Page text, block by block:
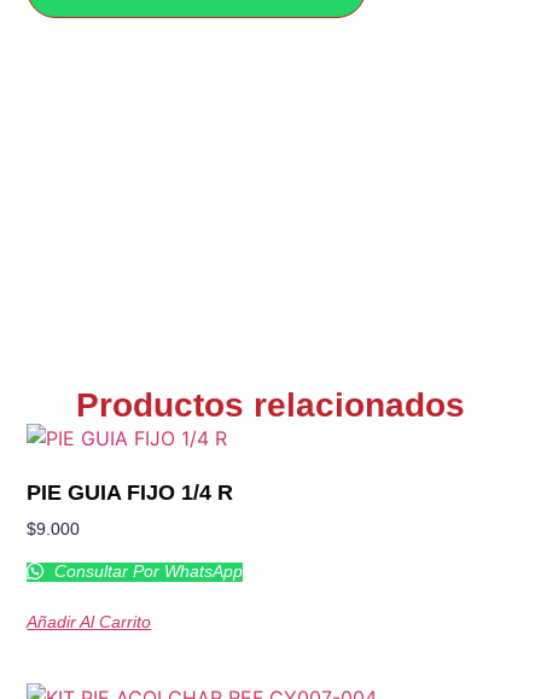
Productos relacionados
PIE GUIA FIJO 1/4 R
$9.000
Consultar Por WhatsApp
Añadir Al Carrito